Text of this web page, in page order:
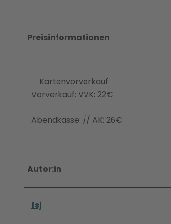
Preisinformationen
Kartenvorverkauf
Vorverkauf: VVK: 22€
Abendkasse: // AK: 26€
Autor:in
fsj